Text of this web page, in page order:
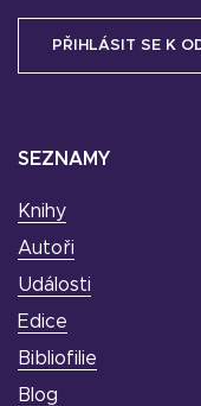
SEZNAMY
Knihy
Autoři
Události
Edice
Bibliofilie
Blog